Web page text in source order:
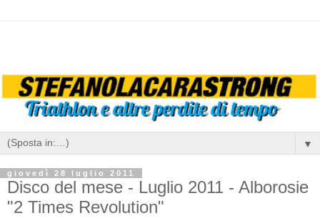
▼
giovedì 28 luglio 2011
Disco del mese - Luglio 2011 - Alborosie
"2 Times Revolution"